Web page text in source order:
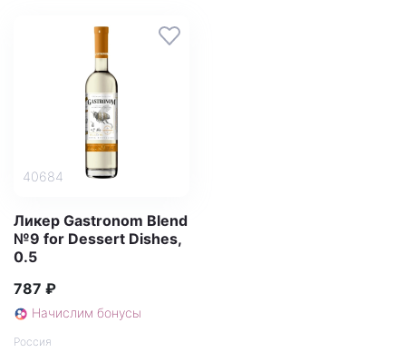
40684
Ликер Gastronom Blend
№9 for Dessert Dishes,
0.5
787 ₽
Начислим бонусы
Россия